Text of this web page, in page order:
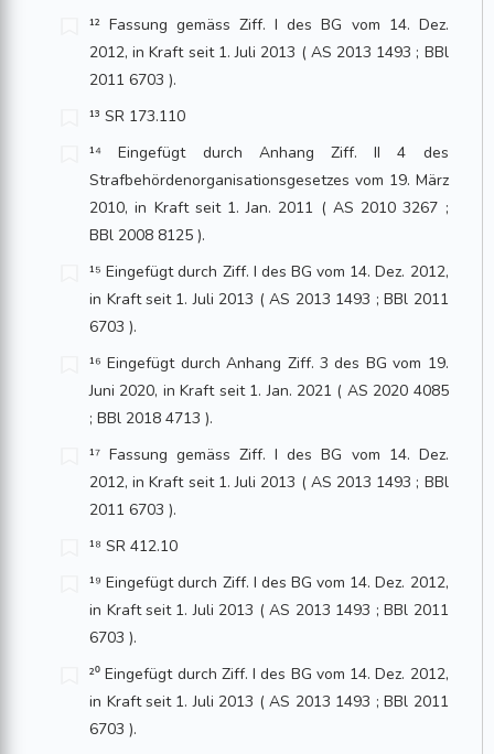
¹² Fassung gemäss Ziff. I des BG vom 14. Dez.
2012, in Kraft seit 1. Juli 2013 ( AS 2013 1493 ; BBl
2011 6703 ).
¹³ SR 173.110
¹⁴ Eingefügt durch Anhang Ziff. II 4 des
Strafbehördenorganisationsgesetzes vom 19. März
2010, in Kraft seit 1. Jan. 2011 ( AS 2010 3267 ;
BBl 2008 8125 ).
¹⁵ Eingefügt durch Ziff. I des BG vom 14. Dez. 2012,
in Kraft seit 1. Juli 2013 ( AS 2013 1493 ; BBl 2011
6703 ).
¹⁶ Eingefügt durch Anhang Ziff. 3 des BG vom 19.
Juni 2020, in Kraft seit 1. Jan. 2021 ( AS 2020 4085
; BBl 2018 4713 ).
¹⁷ Fassung gemäss Ziff. I des BG vom 14. Dez.
2012, in Kraft seit 1. Juli 2013 ( AS 2013 1493 ; BBl
2011 6703 ).
¹⁸ SR 412.10
¹⁹ Eingefügt durch Ziff. I des BG vom 14. Dez. 2012,
in Kraft seit 1. Juli 2013 ( AS 2013 1493 ; BBl 2011
6703 ).
²⁰ Eingefügt durch Ziff. I des BG vom 14. Dez. 2012,
in Kraft seit 1. Juli 2013 ( AS 2013 1493 ; BBl 2011
6703 ).